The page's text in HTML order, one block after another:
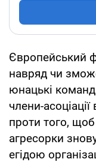
Європейський
навряд чи
юнацькі
члени-
проти того,
агресорки
егідою